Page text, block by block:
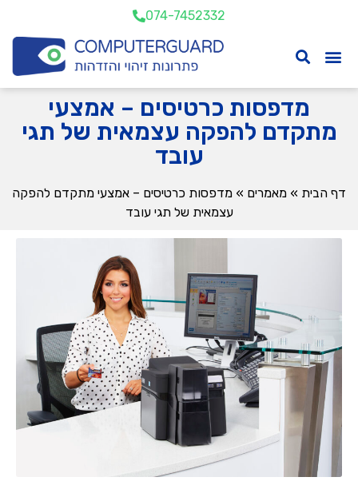
074-7452332
מדפסות כרטיסים – אמצעי
מתקדם להפקה עצמאית של תגי
עובד
דף הבית » מאמרים » מדפסות כרטיסים – אמצעי מתקדם להפקה
עצמאית של תגי עובד